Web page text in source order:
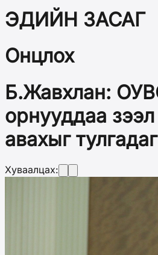
ЭДИЙН ЗАСАГ
Онцлох
Б.Жавхлан:
орнууддаа
авахыг
Хуваалцах: